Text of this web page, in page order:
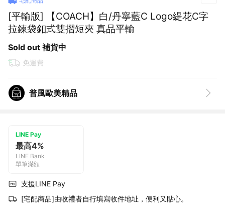
[平輸版] 【COACH】白/丹寧藍C Logo緹花C字
拉鍊袋釦式雙摺短夾 真品平輸
Sold out 補貨中
免運費
普風歐美精品
LINE Pay
最高4%
LINE Bank
單筆滿額
支援LINE Pay
[宅配商品]由收禮者自行填寫收件地址，便利又貼心。